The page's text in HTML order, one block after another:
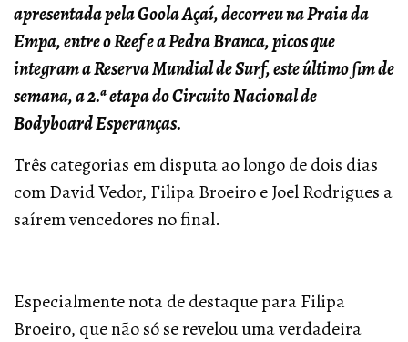
apresentada pela Goola Açaí, decorreu na Praia da
Empa, entre o Reef e a Pedra Branca, picos que
integram a Reserva Mundial de Surf, este último fim de
semana, a 2.ª etapa do Circuito Nacional de
Bodyboard Esperanças.
Três categorias em disputa ao longo de dois dias
com David Vedor, Filipa Broeiro e Joel Rodrigues a
saírem vencedores no final.
Especialmente nota de destaque para Filipa
Broeiro, que não só se revelou uma verdadeira